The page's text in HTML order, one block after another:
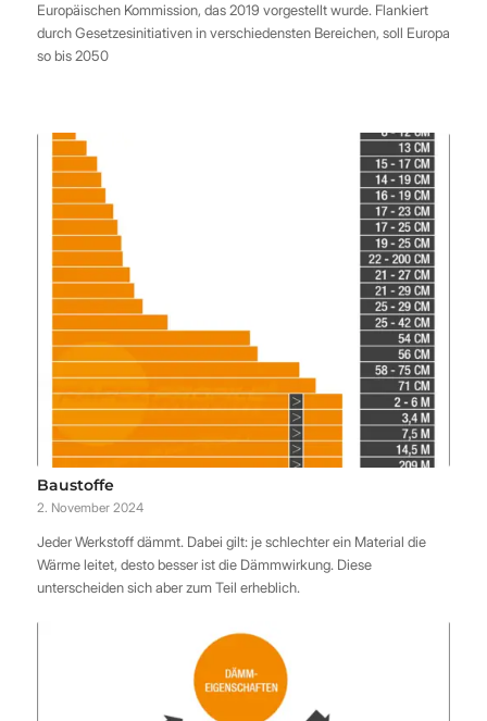
Europäischen Kommission, das 2019 vorgestellt wurde. Flankiert
durch Gesetzesinitiativen in verschiedensten Bereichen, soll Europa
so bis 2050
Baustoffe
2. November 2024
Jeder Werkstoff dämmt. Dabei gilt: je schlechter ein Material die
Wärme leitet, desto besser ist die Dämmwirkung. Diese
unterscheiden sich aber zum Teil erheblich.